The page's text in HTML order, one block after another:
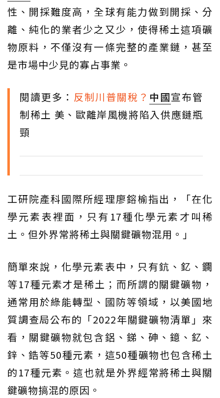
性、開採難度高，全球有能力做到開採、分
離、純化的業者少之又少，使得稀土這項礦
物原料，不僅沒有一條完整的產業鏈，甚至
是市場中少見的寡占事業。
閱讀更多： 反制川普關稅？ 中國宣布管
制稀土 美、歐離岸風機將陷入供應鏈瓶
頸
工研院產科國際所經理廖鎔榆指出，「在化
學元素表裡面，只有17種化學元素才叫稀
土。但外界常將稀土與關鍵礦物混用。」
簡單來說，化學元素表中，只有鈧、釔、鑭
等17種元素才是稀土；而所謂的關鍵礦物，
通常用於綠能轉型、國防等領域，以美國地
質調查局公布的「2022年關鍵礦物清單」來
看，關鍵礦物就包含鋁、銻、砷、鐿、釔、
鋅、鋯等50種元素，這50種礦物也包含稀土
的17種元素。這也就是外界經常將稀土與關
鍵礦物搞混的原因。